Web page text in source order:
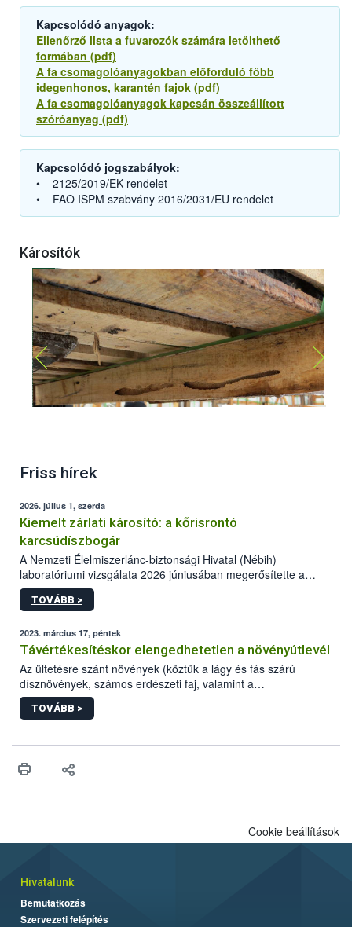
Kapcsolódó anyagok:
Ellenőrző lista a fuvarozók számára letölthető
formában (pdf)
A fa csomagolóanyagokban előforduló főbb
idegenhonos, karantén fajok (pdf)
A fa csomagolóanyagok kapcsán összeállított
szóróanyag (pdf)
Kapcsolódó jogszabályok:
• 2125/2019/EK rendelet
• FAO ISPM szabvány 2016/2031/EU rendelet
Károsítók
Friss hírek
2026. július 1, szerda
Kiemelt zárlati károsító: a kőrisrontó
karcsúdíszbogár
A Nemzeti Élelmiszerlánc-biztonsági Hivatal (Nébih)
laboratóriumi vizsgálata 2026 júniusában megerősítette a
kőrisrontó karcsúdíszbogár (Agrilus planipennis) jelenlétét
Beregsurány térségében.
TOVÁBB >
2023. március 17, péntek
Távértékesítéskor elengedhetetlen a növényútlevél
Az ültetésre szánt növények (köztük a lágy és fás szárú
dísznövények, számos erdészeti faj, valamint a
zöldségpalánták) távértékesítése esetén kötelező a
növényútlevél.
TOVÁBB >
Cookie beállítások
Hivatalunk
Bemutatkozás
Szervezeti felépítés